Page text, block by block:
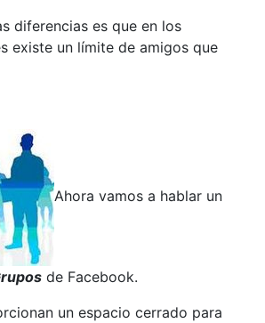
diferencias es que en los
existe un límite de amigos que
Ahora vamos a hablar un
de Facebook.
un espacio cerrado para